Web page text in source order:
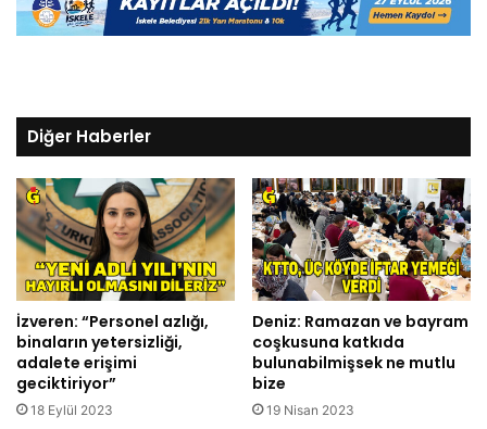
Diğer Haberler
İzveren: “Personel azlığı,
binaların yetersizliği,
adalete erişimi
geciktiriyor”
18 Eylül 2023
Deniz: Ramazan ve bayram
coşkusuna katkıda
bulunabilmişsek ne mutlu
bize
19 Nisan 2023